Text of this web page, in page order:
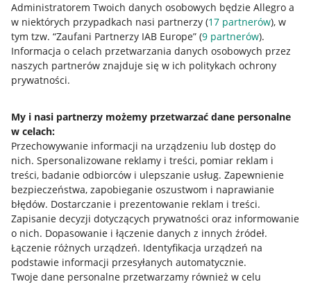
Administratorem Twoich danych osobowych będzie Allegro a
w niektórych przypadkach nasi partnerzy (17 partnerów), w
tym tzw. “Zaufani Partnerzy IAB Europe” (9 partnerów).
Informacja o celach przetwarzania danych osobowych przez
naszych partnerów znajduje się w ich politykach ochrony
prywatności.
My i nasi partnerzy możemy przetwarzać dane personalne
w celach:
Przechowywanie informacji na urządzeniu lub dostęp do
nich. Spersonalizowane reklamy i treści, pomiar reklam i
treści, badanie odbiorców i ulepszanie usług. Zapewnienie
bezpieczeństwa, zapobieganie oszustwom i naprawianie
błędów. Dostarczanie i prezentowanie reklam i treści.
Zapisanie decyzji dotyczących prywatności oraz informowanie
o nich. Dopasowanie i łączenie danych z innych źródeł.
Łączenie różnych urządzeń. Identyfikacja urządzeń na
podstawie informacji przesyłanych automatycznie.
Twoje dane personalne przetwarzamy również w celu
Przydatne informacje
Jak to działa
Allegro Gadane dla sprzedających
Allegro Gadane dla kupujących
Mapa miejscowości
Informacje prawne
Regulamin
Polityka plików "cookies"